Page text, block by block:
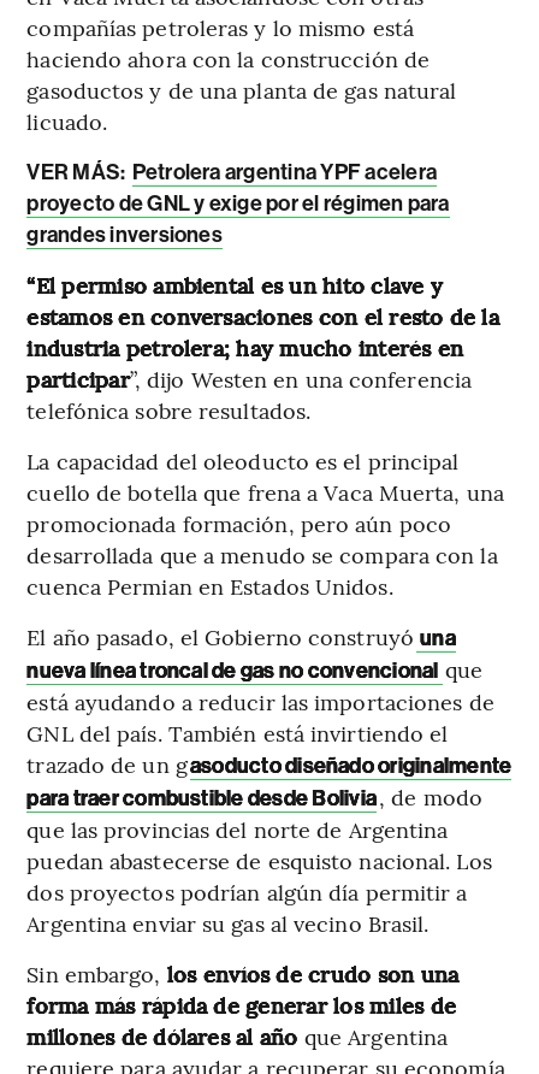
compañías petroleras y lo mismo está
haciendo ahora con la construcción de
gasoductos y de una planta de gas natural
licuado.
VER MÁS: Petrolera argentina YPF acelera
proyecto de GNL y exige por el régimen para
grandes inversiones
“El permiso ambiental es un hito clave y
estamos en conversaciones con el resto de la
industria petrolera; hay mucho interés en
participar”, dijo Westen en una conferencia
telefónica sobre resultados.
La capacidad del oleoducto es el principal
cuello de botella que frena a Vaca Muerta, una
promocionada formación, pero aún poco
desarrollada que a menudo se compara con la
cuenca Permian en Estados Unidos.
El año pasado, el Gobierno construyó una
nueva línea troncal de gas no convencional que
está ayudando a reducir las importaciones de
GNL del país. También está invirtiendo el
trazado de un gasoducto diseñado originalmente
para traer combustible desde Bolivia, de modo
que las provincias del norte de Argentina
puedan abastecerse de esquisto nacional. Los
dos proyectos podrían algún día permitir a
Argentina enviar su gas al vecino Brasil.
Sin embargo, los envíos de crudo son una
forma más rápida de generar los miles de
millones de dólares al año que Argentina
requiere para ayudar a recuperar su economía